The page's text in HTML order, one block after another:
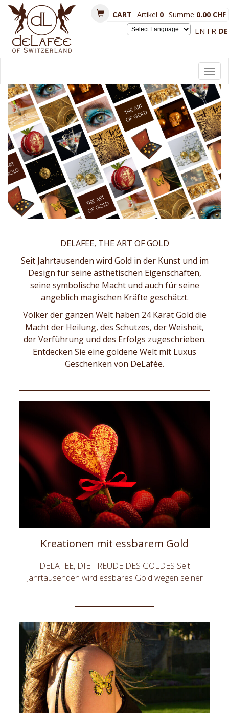
EN FR DE
CART Artikel 0 Summe 0.00 CHF
DELAFEE, THE ART OF GOLD
Seit Jahrtausenden wird Gold in der Kunst und im
Design für seine ästhetischen Eigenschaften,
seine symbolische Macht und auch für seine
angeblich magischen Kräfte geschätzt.
Völker der ganzen Welt haben 24 Karat Gold die
Macht der Heilung, des Schutzes, der Weisheit,
der Verführung und des Erfolgs zugeschrieben.
Entdecken Sie eine goldene Welt mit Luxus
Geschenken von DeLafée.
Kreationen mit essbarem Gold
DELAFEE, DIE FREUDE DES GOLDES Seit
Jahrtausenden wird essbares Gold wegen seiner
verwendet. DeLafée’s Luxus Geschenke umfasst
eine Reihe einzigartiger und hoch qualitativer
Gourmet-Produkte, die mit essbarem Gold dekoriert
sind. DeLafée - Botschafter Ihrer Emotionen.